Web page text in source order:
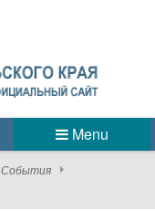
Menu
События